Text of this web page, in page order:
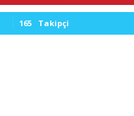
165 Takipçi